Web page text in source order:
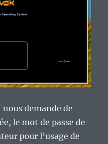
demande de
le mot de passe de
pour l’usage de